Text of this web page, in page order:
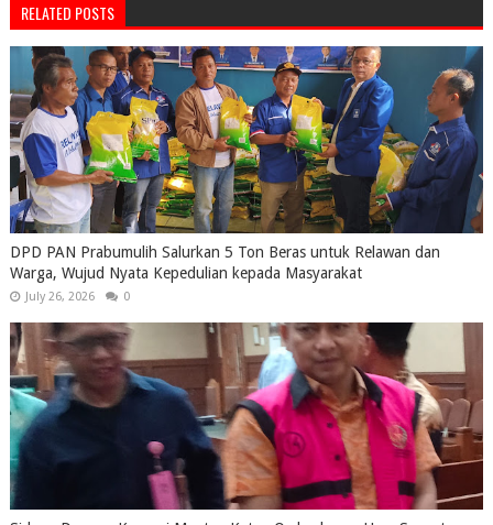
RELATED POSTS
DPD PAN Prabumulih Salurkan 5 Ton Beras untuk Relawan dan
Warga, Wujud Nyata Kepedulian kepada Masyarakat
July 26, 2026 0